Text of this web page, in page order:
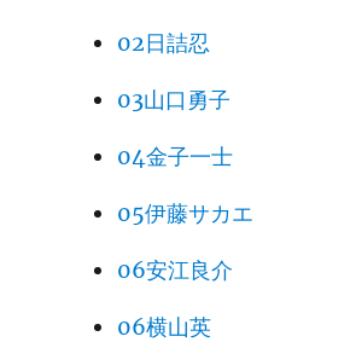
02日詰忍
03山口勇子
04金子一士
05伊藤サカエ
06安江良介
06横山英